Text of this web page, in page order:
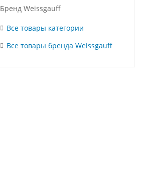
Бренд Weissgauff
Все товары категории
Все товары бренда Weissgauff